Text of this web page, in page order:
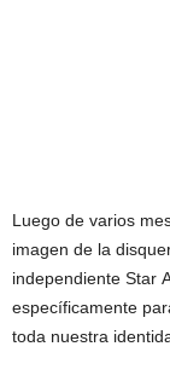
Luego de varios
imagen de la
independiente Star
específicamente
toda nuestra